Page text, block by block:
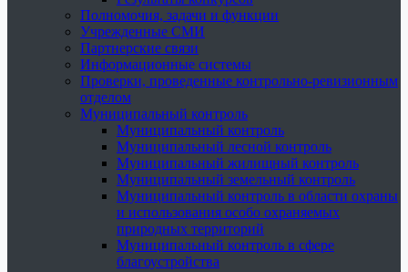
Полномочия, задачи и функции
Учрежденные СМИ
Партнерские связи
Информационные системы
Проверки, проведенные контрольно-ревизионным
отделом
Муниципальный контроль
Муниципальный контроль
Муниципальный лесной контроль
Муниципальный жилищный контроль
Муниципальный земельный контроль
Муниципальный контроль в области охраны
и использования особо охраняемых
природных территорий
Муниципальный контроль в сфере
благоустройства